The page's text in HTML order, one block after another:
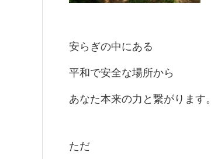
安らぎの中にある
平和で安全な場所から
あなた本来の力と繋がります。
ただ